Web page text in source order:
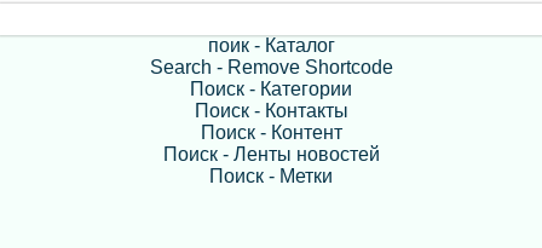
поик - Каталог
Search - Remove Shortcode
Поиск - Категории
Поиск - Контакты
Поиск - Контент
Поиск - Ленты новостей
Поиск - Метки